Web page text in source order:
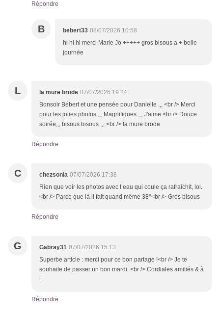
Répondre
B bebert33 08/07/2026 10:58
hi hi hi merci Marie Jo +++++ gros bisous a + belle
journée
L la mure brode 07/07/2026 19:24
Bonsoir Bébert et une pensée pour Danielle ,,, <br /> Merci
pour tes jolies photos ,,, Magnifiques ,,, J'aime <br /> Douce
soirée,,, bisous bisous ,,, <br /> la mure brode
Répondre
C chezsonia 07/07/2026 17:38
Rien que voir les photos avec l’eau qui coule ça rafraîchit, lol.
<br /> Parce que là il fait quand même 38°<br /> Gros bisous
Répondre
G Gabray31 07/07/2026 15:13
Superbe article : merci pour ce bon partage !<br /> Je te
souhaite de passer un bon mardi. <br /> Cordiales amitiés & à
+
Répondre